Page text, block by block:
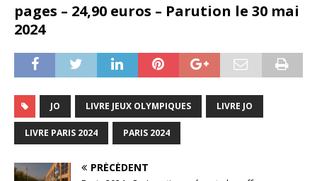
pages – 24,90 euros – Parution le 30 mai
2024
JO LIVRE JEUX OLYMPIQUES LIVRE JO
LIVRE PARIS 2024 PARIS 2024
PRÉCÉDENT